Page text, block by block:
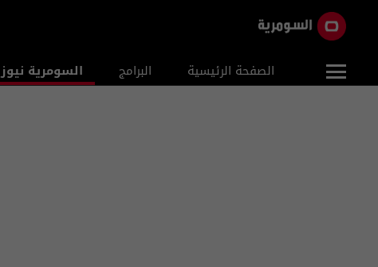
الصفحة الرئيسية البرامج السومرية نيوز